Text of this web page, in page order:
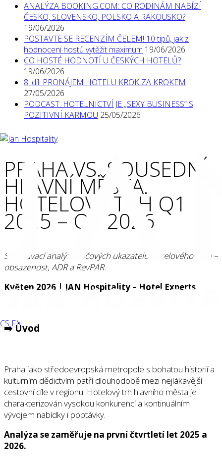
ANALÝZA BOOKING.COM: CO RODINÁM NABÍZÍ
ČESKO, SLOVENSKO, POLSKO A RAKOUSKO?
19/06/2026
POSTAVTE SE RECENZÍM ČELEM! 10 tipů, jak z
hodnocení hostů vytěžit maximum 19/06/2026
CO HOSTÉ HODNOTÍ U ČESKÝCH HOTELŮ?
19/06/2026
8. díl: PRONÁJEM HOTELU KROK ZA KROKEM
27/05/2026
PODCAST: HOTELNICTVÍ JE „SEXY BUSINESS“ S
POZITIVNÍ KARMOU 25/05/2026
CS EN
PRAHA VS. SOUSEDNÍ
HLAVNÍ MĚSTA.
HOTELOVÝ TRH Q1
2025 – Q1 2026
Srovnávací analýza klíčových ukazatelů hotelového trhu –
obsazenost, ADR a RevPAR.
Květen 2026 | JAN Hospitality – Hotel Experts
➡️ Úvod
Praha jako středoevropská metropole s bohatou historií a
kulturním dědictvím patří dlouhodobě mezi nejlákavější
cestovní cíle v regionu. Hotelový trh hlavního města je
charakterizován vysokou konkurencí a kontinuálním
vývojem nabídky i poptávky.
Analýza se zaměřuje na první čtvrtletí let 2025 a
2026.